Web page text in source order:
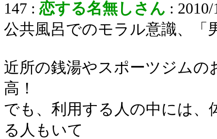
147 : 恋する名無しさん :
公共風呂でのモラル意識、「
近所の銭湯やスポーツジム
高！
でも、利用する人の中には
る人もいて